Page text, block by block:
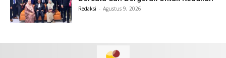
Redaksi - Agustus 9, 2026